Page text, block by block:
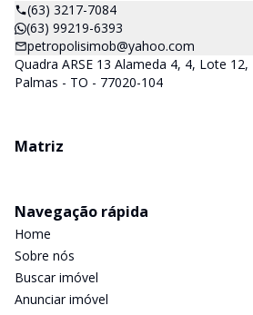
(63) 3217-7084
(63) 99219-6393
petropolisimob@yahoo.com
Quadra ARSE 13 Alameda 4, 4, Lote
Palmas - TO - 77020-104
Matriz
Navegação rápida
Home
Sobre nós
Buscar imóvel
Anunciar imóvel